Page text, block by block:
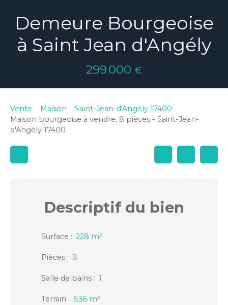
Demeure Bourgeoise
à Saint Jean d'Angély
299 000 €
Vente Maison
Saint-Jean-d'Angély 17400
Maison bourgeoise à vendre, 8 pièces - Saint-Jean-
d'Angély 17400
Descriptifdu bien
Surface : 228 m²
Pièces : 8
Salle de bains : 1
Terrain : 636 m²